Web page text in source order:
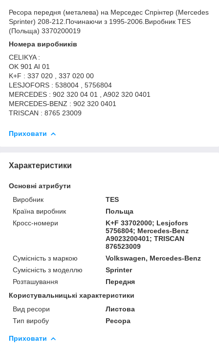
Ресора передня (металева) на Мерседес Спрінтер (Mercedes
Sprinter) 208-212.Починаючи з 1995-2006.Виробник TES
(Польща) 3370200019
Номера виробників
CELIKYA :
OK 901 AI 01
K+F : 337 020 , 337 020 00
LESJOFORS : 538004 , 5756804
MERCEDES : 902 320 04 01 , A902 320 0401
MERCEDES-BENZ : 902 320 0401
TRISCAN : 8765 23009
Приховати
Характеристики
Основні атрибути
Виробник
TES
Країна виробник
Польща
Кросс-номери
K+F 33702000; Lesjofors
5756804; Mercedes-Benz
A9023200401; TRISCAN
876523009
Сумісність з маркою
Volkswagen, Mercedes-Benz
Сумісність з моделлю
Sprinter
Розташування
Передня
Користувальницькі характеристики
Вид ресори
Листова
Тип виробу
Ресора
Приховати